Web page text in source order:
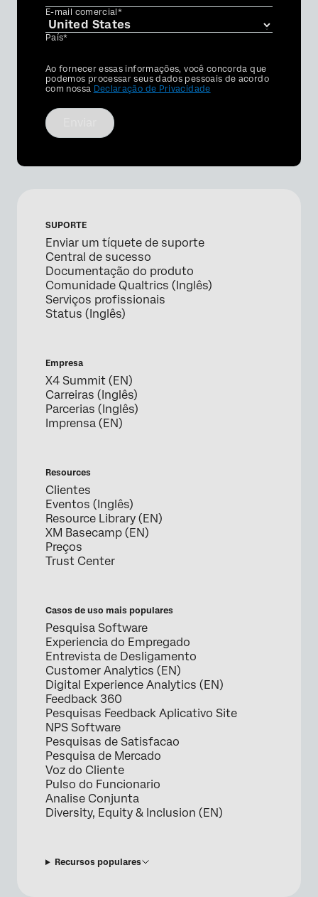
E-mail comercial*
País*
Privacy
Optin
Ao fornecer essas informações, você concorda que
podemos processar seus dados pessoais de acordo
com nossa Declaração de Privacidade
SUPORTE
Enviar um tíquete de suporte
Central de sucesso
Documentação do produto
Comunidade Qualtrics (Inglês)
Serviços profissionais
Status (Inglês)
Empresa
X4 Summit (EN)
Carreiras (Inglês)
Parcerias (Inglês)
Imprensa (EN)
Resources
Clientes
Eventos (Inglês)
Resource Library (EN)
XM Basecamp (EN)
Preços
Trust Center
Casos de uso mais populares
Pesquisa Software
Experiencia do Empregado
Entrevista de Desligamento
Customer Analytics (EN)
Digital Experience Analytics (EN)
Feedback 360
Pesquisas Feedback Aplicativo Site
NPS Software
Pesquisas de Satisfacao
Pesquisa de Mercado
Voz do Cliente
Pulso do Funcionario
Analise Conjunta
Diversity, Equity & Inclusion (EN)
Recursos populares